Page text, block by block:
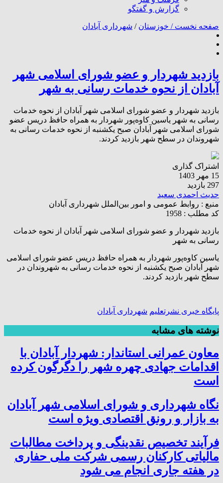
گزارش و گفتگو
صفحه نخست / خوزستان / شهرداری آبادان
بازدید شهردار و عضو شورای اسلامی شهر
آبادان از نحوه خدمات رسانی به شهر
بازدید شهردار و عضو شورای اسلامی شهر آبادان از نحوه خدمات
رسانی به شهر یاسین کاوه‌پور شهردار به همراه حافظ دریس عضو
شورای اسلامی شهر آبادان صبح یکشنبه از نحوه خدمات رسانی به
شهروندان در سطح شهر بازدید کردند.
اشتراک گذاری
15 مهر 1403
297 بازدید
حدیث احمدی سعید
منبع : روابط عمومی و امور بین‌الملل شهرداری آبادان
کد مطلب : 1958
بازدید شهردار و عضو شورای اسلامی شهر آبادان از نحوه خدمات
رسانی به شهر
یاسین کاوه‌پور شهردار به همراه حافظ دریس عضو شورای اسلامی
شهر آبادان صبح یکشنبه از نحوه خدمات رسانی به شهروندان در
سطح شهر بازدید کردند.
پایگاه خبری نشرتعلیم شهرداری آبادان
نوشته های مشابه
معاون عمرانی استاندار: شهردار آبادان با
اقدامات جهادی چهره شهر را دگرگون کرده
است
نگاه شهرداری و شورای اسلامی شهر آبادان
به بازار و رونق اقتصادی ویژه است
فرآیند تخصیص نقدینگی و پرداخت مطالبات
مالیاتی کارکنان رسمی شرکت ملی حفاری
در هفته جاری انجام می شود